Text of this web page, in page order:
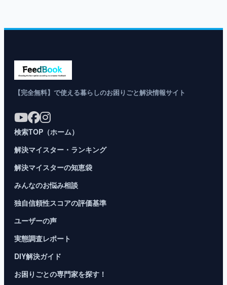
【完全無料】で使える暮らしのお困りごと解決情報サイト
検索TOP（ホーム）
解決マイスター・ランキング
解決マイスターの知恵袋
みんなのお悩み相談
独自信頼性スコアの評価基準
ユーザーの声
実態調査レポート
DIY解決ガイド
お困りごとの専門家を探す！